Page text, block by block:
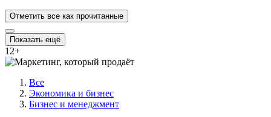
Отметить все как прочитанные
Показать ещё
12+
Все
Экономика и бизнес
Бизнес и менеджмент